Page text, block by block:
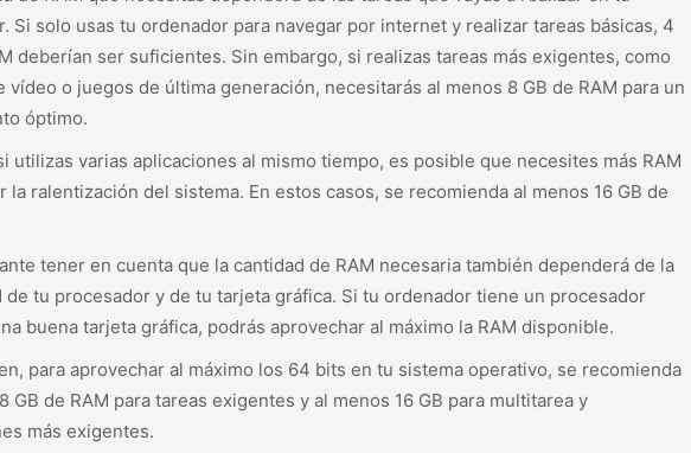
Si solo usas tu ordenador para navegar por internet y realizar tareas básicas, 4
deberían ser suficientes. Sin embargo, si realizas tareas más exigentes, como
vídeo o juegos de última generación, necesitarás al menos 8 GB de RAM para un
óptimo.
utilizas varias aplicaciones al mismo tiempo, es posible que necesites más RAM
la ralentización del sistema. En estos casos, se recomienda al menos 16 GB de
tener en cuenta que la cantidad de RAM necesaria también dependerá de la
de tu procesador y de tu tarjeta gráfica. Si tu ordenador tiene un procesador
buena tarjeta gráfica, podrás aprovechar al máximo la RAM disponible.
para aprovechar al máximo los 64 bits en tu sistema operativo, se recomienda
GB de RAM para tareas exigentes y al menos 16 GB para multitarea y
más exigentes.